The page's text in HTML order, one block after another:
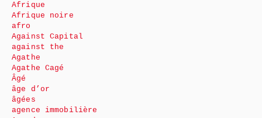
Afrique
Afrique noire
afro
Against Capital
against the
Agathe
Agathe Cagé
Âgé
âge d’or
âgées
agence immobilière